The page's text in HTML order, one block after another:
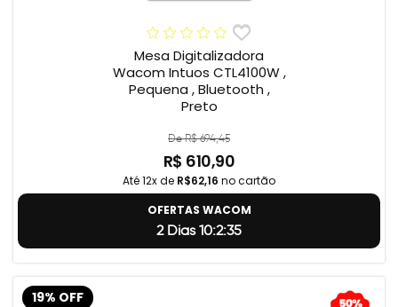
Mesa Digitalizadora
Wacom Intuos CTL4100W ,
Pequena , Bluetooth ,
Preto
De R$ 694,45
R$ 610,90
Até 12x de R$62,16 no cartão
OFERTAS WACOM
2 Dias 10:2:34
19% OFF